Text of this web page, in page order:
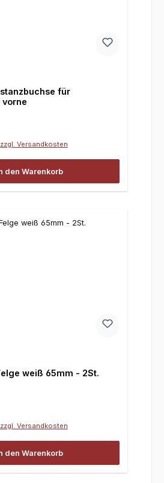
für
vorne
Versandkosten
den Warenkorb
weiß 65mm - 2St.
Versandkosten
den Warenkorb